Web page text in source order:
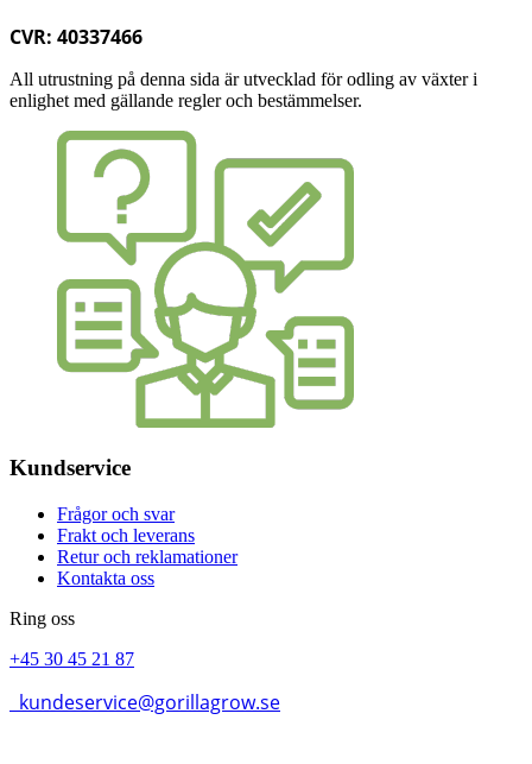
CVR: 40337466
All utrustning på denna sida är utvecklad för odling av växter i
enlighet med gällande regler och bestämmelser.
Kundservice
Frågor och svar
Frakt och leverans
Retur och reklamationer
Kontakta oss
Ring oss
+45 30 45 21 87
kundeservice@gorillagrow.se